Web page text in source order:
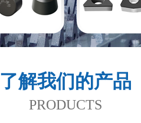
了解我们的产品
PRODUCTS